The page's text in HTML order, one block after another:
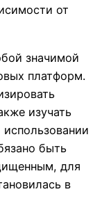
от
значимой
платформ.
изучать
быть
для
в